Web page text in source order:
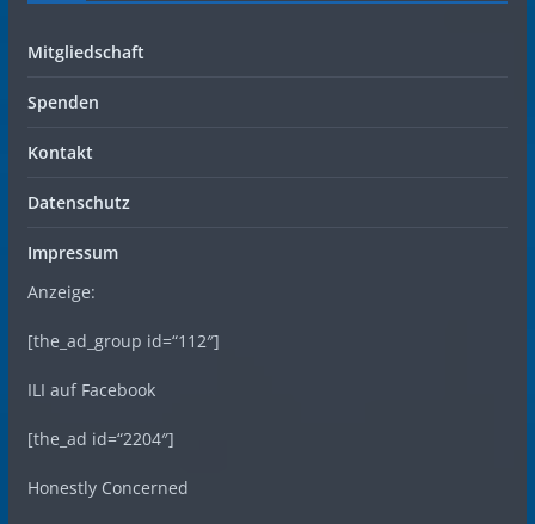
Mitgliedschaft
Spenden
Kontakt
Datenschutz
Impressum
Anzeige:
[the_ad_group id=“112″]
ILI auf Facebook
[the_ad id=“2204″]
Honestly Concerned